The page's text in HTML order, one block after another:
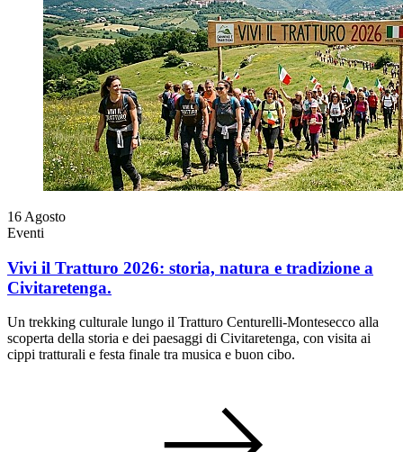
16 Agosto
Eventi
Vivi il Tratturo 2026: storia, natura e tradizione a
Civitaretenga.
Un trekking culturale lungo il Tratturo Centurelli-Montesecco alla
scoperta della storia e dei paesaggi di Civitaretenga, con visita ai
cippi tratturali e festa finale tra musica e buon cibo.